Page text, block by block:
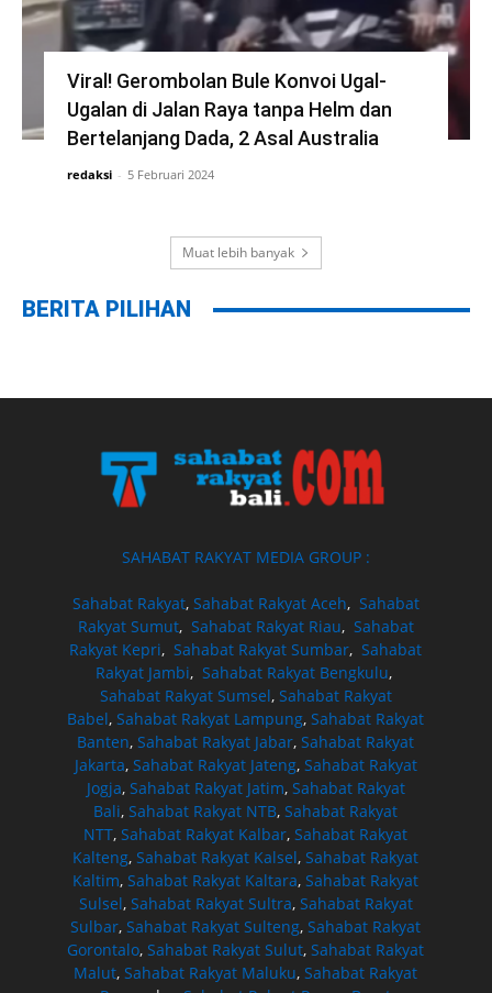
Viral! Gerombolan Bule Konvoi Ugal-
Ugalan di Jalan Raya tanpa Helm dan
Bertelanjang Dada, 2 Asal Australia
redaksi - 5 Februari 2024
Muat lebih banyak
BERITA PILIHAN
SAHABAT RAKYAT MEDIA GROUP :
Sahabat Rakyat, Sahabat Rakyat Aceh, Sahabat
Rakyat Sumut, Sahabat Rakyat Riau, Sahabat
Rakyat Kepri, Sahabat Rakyat Sumbar, Sahabat
Rakyat Jambi, Sahabat Rakyat Bengkulu,
Sahabat Rakyat Sumsel, Sahabat Rakyat
Babel, Sahabat Rakyat Lampung, Sahabat Rakyat
Banten, Sahabat Rakyat Jabar, Sahabat Rakyat
Jakarta, Sahabat Rakyat Jateng, Sahabat Rakyat
Jogja, Sahabat Rakyat Jatim, Sahabat Rakyat
Bali, Sahabat Rakyat NTB, Sahabat Rakyat
NTT, Sahabat Rakyat Kalbar, Sahabat Rakyat
Kalteng, Sahabat Rakyat Kalsel, Sahabat Rakyat
Kaltim, Sahabat Rakyat Kaltara, Sahabat Rakyat
Sulsel, Sahabat Rakyat Sultra, Sahabat Rakyat
Sulbar, Sahabat Rakyat Sulteng, Sahabat Rakyat
Gorontalo, Sahabat Rakyat Sulut, Sahabat Rakyat
Malut, Sahabat Rakyat Maluku, Sahabat Rakyat